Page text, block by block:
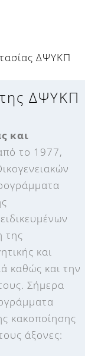
ΔΨΥΚΠ
ΔΨΥΚΠ
και
το 1977,
της
και
καθώς και την
Σήμερα
κακοποίησης
άξονες: